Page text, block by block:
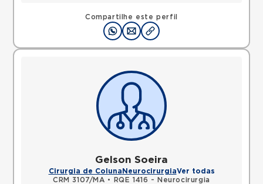
Compartilhe este perfil
Gelson Soeira
Cirurgia de Coluna NeurocirurgiaVer todas
CRM 3107/MA •
RQE 1416 - Neurocirurgia